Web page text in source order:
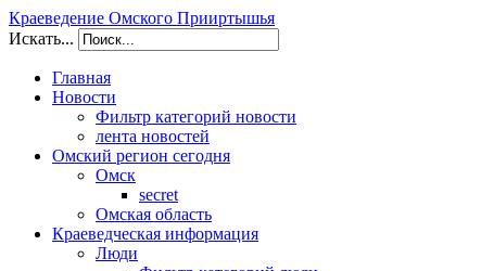
Краеведение Омского Прииртышья
Искать...
Главная
Новости
Фильтр категорий новости
лента новостей
Омский регион сегодня
Омск
secret
Омская область
Краеведческая информация
Люди